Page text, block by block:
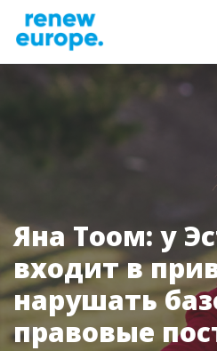
Яна Тоом: у
входит в
нарушать
правовые